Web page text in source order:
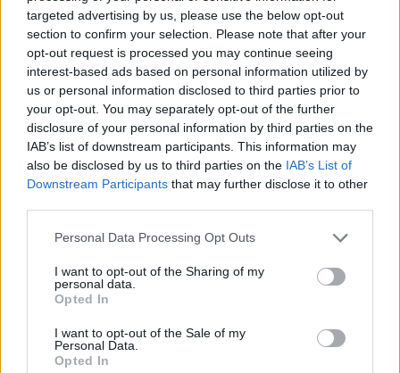
targeted advertising by us, please use the below opt-out
section to confirm your selection. Please note that after your
opt-out request is processed you may continue seeing
interest-based ads based on personal information utilized by
us or personal information disclosed to third parties prior to
your opt-out. You may separately opt-out of the further
disclosure of your personal information by third parties on the
IAB’s list of downstream participants. This information may
also be disclosed by us to third parties on the IAB’s List of
Downstream Participants that may further disclose it to other
Personal Data Processing Opt Outs
I want to opt-out of the Sharing of my
personal data.
Opted In
I want to opt-out of the Sale of my
Personal Data.
Opted In
wprowadź
wszystkie
litery: